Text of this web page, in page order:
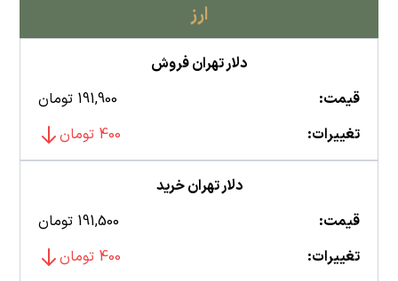
ارز
دلار تهران فروش
قیمت:
191,900 تومان
تغییرات:
400 تومان
دلار تهران خرید
قیمت:
191,500 تومان
تغییرات:
400 تومان